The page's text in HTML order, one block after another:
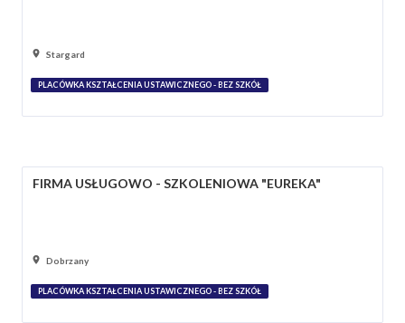
Stargard
PLACÓWKA KSZTAŁCENIA USTAWICZNEGO - BEZ SZKÓŁ
FIRMA USŁUGOWO - SZKOLENIOWA "EUREKA"
Dobrzany
PLACÓWKA KSZTAŁCENIA USTAWICZNEGO - BEZ SZKÓŁ